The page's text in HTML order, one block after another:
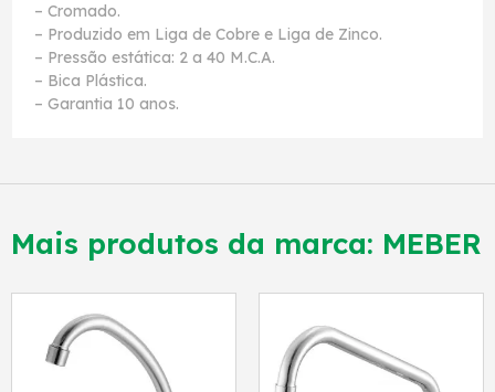
– Cromado.
– Produzido em Liga de Cobre e Liga de Zinco.
– Pressão estática: 2 a 40 M.C.A.
– Bica Plástica.
– Garantia 10 anos.
Mais produtos da marca: MEBER